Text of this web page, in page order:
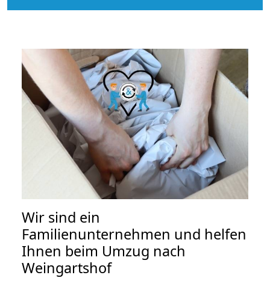
Wir sind ein
Familienunternehmen und helfen
Ihnen beim Umzug nach
Weingartshof